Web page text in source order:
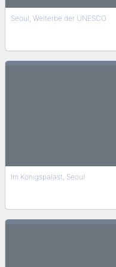
Seoul, Welterbe der UNESCO
Im Königspalast, Seoul